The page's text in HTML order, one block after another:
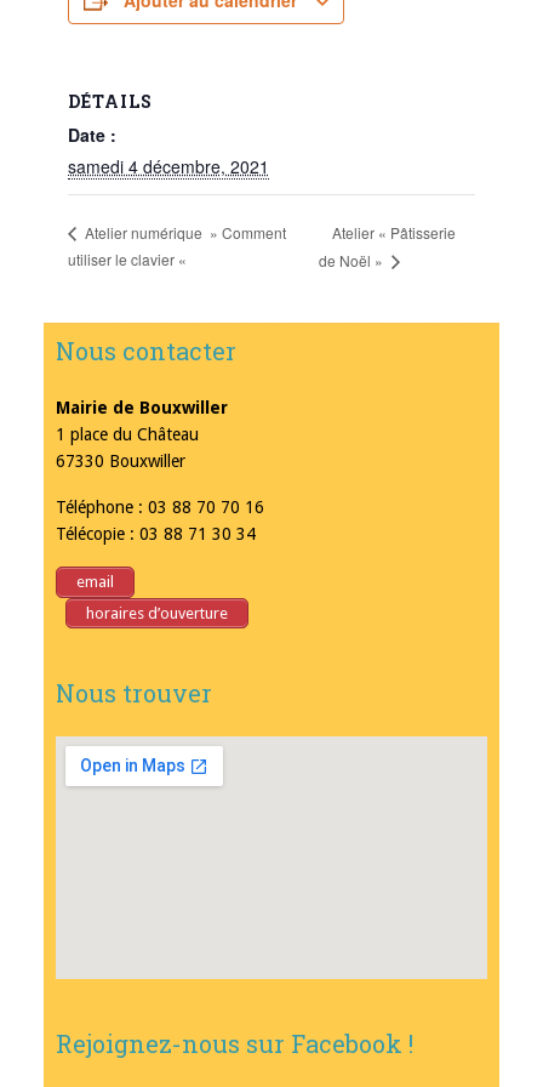
DÉTAILS
Date :
samedi 4 décembre, 2021
Atelier numérique » Comment
utiliser le clavier «
Atelier « Pâtisserie
de Noël »
Nous contacter
Mairie de Bouxwiller
1 place du Château
67330 Bouxwiller
Téléphone : 03 88 70 70 16
Télécopie : 03 88 71 30 34
email
horaires d’ouverture
Nous trouver
Rejoignez-nous sur Facebook !